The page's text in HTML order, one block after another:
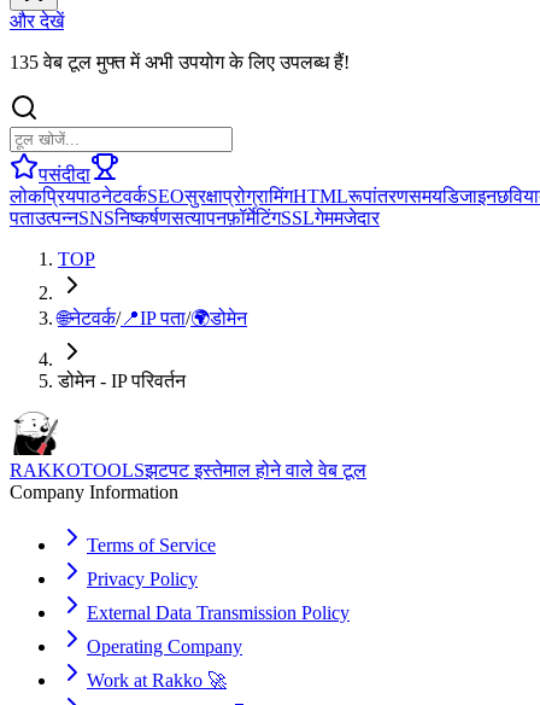
और देखें
135 वेब टूल मुफ्त में अभी उपयोग के लिए उपलब्ध हैं!
पसंदीदा
लोकप्रियपाठनेटवर्कSEOसुरक्षाप्रोग्रामिंगHTMLरूपांतरणसमयडिजाइनछवि
पताउत्पन्नSNSनिष्कर्षणसत्यापनफ़ॉर्मेटिंगSSLगेममजेदार
TOP
🌐नेटवर्क/📍IP पता/🌍डोमेन
डोमेन - IP परिवर्तन
RAKKOTOOLSझटपट इस्तेमाल होने वाले वेब टूल
Company Information
Terms of Service
Privacy Policy
External Data Transmission Policy
Operating Company
Work at Rakko 🚀